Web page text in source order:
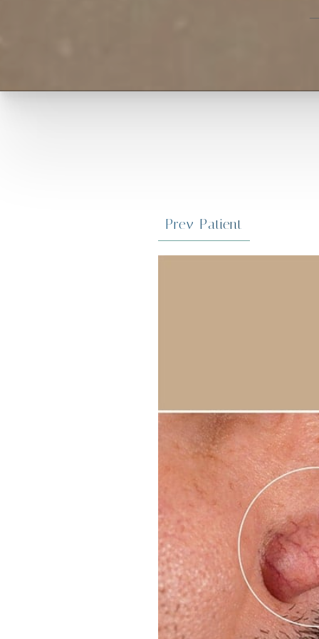
Prev Patient